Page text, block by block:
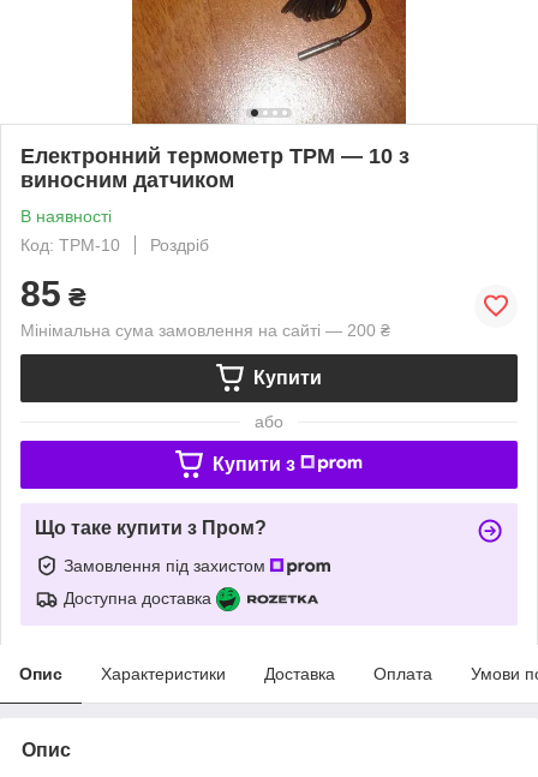
Електронний термометр ТРМ — 10 з
виносним датчиком
В наявності
Код: ТРМ-10
Роздріб
85 ₴
Мінімальна сума замовлення на сайті — 200 ₴
Купити
або
Купити з
Що таке купити з Пром?
Замовлення під захистом
Доступна доставка
Опис Характеристики Доставка Оплата Умови
Опис